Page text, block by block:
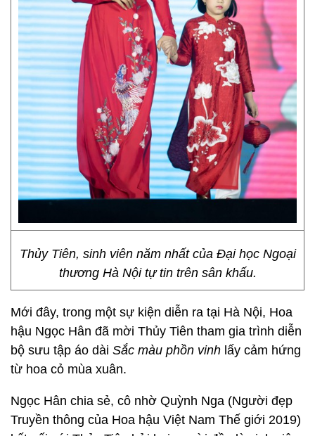
Thủy Tiên, sinh viên năm nhất của Đại học Ngoại
thương Hà Nội tự tin trên sân khấu.
Mới đây, trong một sự kiện diễn ra tại Hà Nội, Hoa
hậu Ngọc Hân đã mời Thủy Tiên tham gia trình diễn
bộ sưu tập áo dài Sắc màu phồn vinh lấy cảm hứng
từ hoa cỏ mùa xuân.
Ngọc Hân chia sẻ, cô nhờ Quỳnh Nga (Người đẹp
Truyền thông của Hoa hậu Việt Nam Thế giới 2019)